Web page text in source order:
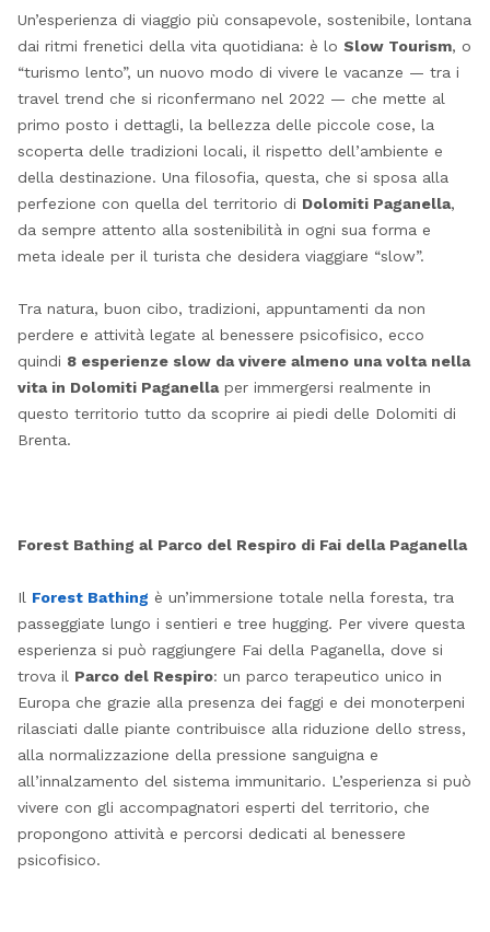
Un’esperienza di viaggio più consapevole, sostenibile, lontana
dai ritmi frenetici della vita quotidiana: è lo Slow Tourism, o
“turismo lento”, un nuovo modo di vivere le vacanze — tra i
travel trend che si riconfermano nel 2022 — che mette al
primo posto i dettagli, la bellezza delle piccole cose, la
scoperta delle tradizioni locali, il rispetto dell’ambiente e
della destinazione. Una filosofia, questa, che si sposa alla
perfezione con quella del territorio di Dolomiti Paganella,
da sempre attento alla sostenibilità in ogni sua forma e
meta ideale per il turista che desidera viaggiare “slow”.
Tra natura, buon cibo, tradizioni, appuntamenti da non
perdere e attività legate al benessere psicofisico, ecco
quindi 8 esperienze slow da vivere almeno una volta nella
vita in Dolomiti Paganellaper immergersi realmente in
questo territorio tutto da scoprire ai piedi delle Dolomiti di
Brenta.
Forest Bathing al Parco del Respiro di Fai della Paganella
Il Forest Bathing è un’immersione totale nella foresta, tra
passeggiate lungo i sentieri e tree hugging. Per vivere questa
esperienza si può raggiungere Fai della Paganella, dove si
trova il Parco del Respiro: un parco terapeutico unico in
Europa che grazie alla presenza dei faggi e dei monoterpeni
rilasciati dalle piante contribuisce alla riduzione dello stress,
alla normalizzazione della pressione sanguigna e
all’innalzamento del sistema immunitario. L’esperienza si può
vivere con gli accompagnatori esperti del territorio, che
propongono attività e percorsi dedicati al benessere
psicofisico.